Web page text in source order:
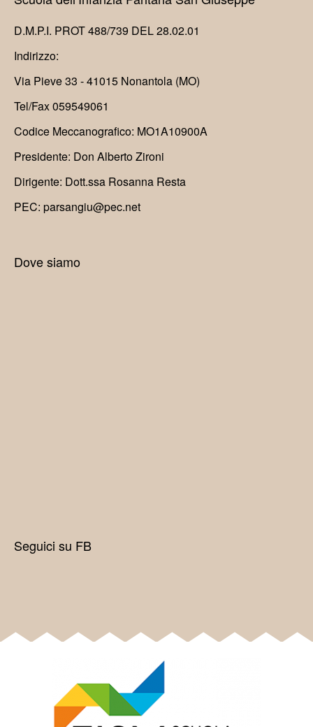
D.M.P.I. PROT 488/739 DEL 28.02.01
Indirizzo:
Via Pieve 33 - 41015 Nonantola (MO)
Tel/Fax 059549061
Codice Meccanografico: MO1A10900A
Presidente: Don Alberto Zironi
Dirigente: Dott.ssa Rosanna Resta
PEC: parsangiu@pec.net
Dove siamo
Seguici su FB